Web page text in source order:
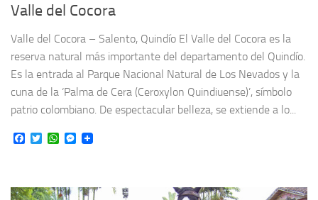
Valle del Cocora
Valle del Cocora – Salento, Quindío El Valle del Cocora es la
reserva natural más importante del departamento del Quindío.
Es la entrada al Parque Nacional Natural de Los Nevados y la
cuna de la ‘Palma de Cera (Ceroxylon Quindiuense)’, símbolo
patrio colombiano. De espectacular belleza, se extiende a lo...
Facebook
TwitterWhatsApp
Messenger